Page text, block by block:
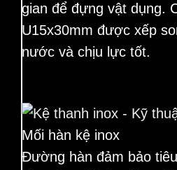
gian để đựng vật dụng.
U15x30mm được xếp
nước và chịu lực tốt.
Mối hàn kệ inox
Đường hàn đảm bảo